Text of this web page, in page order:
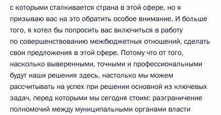
с которыми сталкивается страна в этой сфере, но я
призываю вас на это обратить особое внимание. И больше
того, я хотел бы попросить вас включиться в работу
по совершенствованию межбюджетных отношений, сделать
свои предложения в этой сфере. Потому что от того,
насколько выверенными, точными и профессиональными
будут наши решения здесь, настолько мы можем
рассчитывать на успех при решении основной из ключевых
задач, перед которыми мы сегодня стоим: разграничение
полномочий между муниципальными органами власти